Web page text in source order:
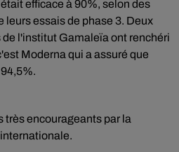
efficace à 90%, selon des
essais de phase 3. Deux
de l'institut Gamaleïa ont renchéri
Moderna qui a assuré que
très encourageants par la